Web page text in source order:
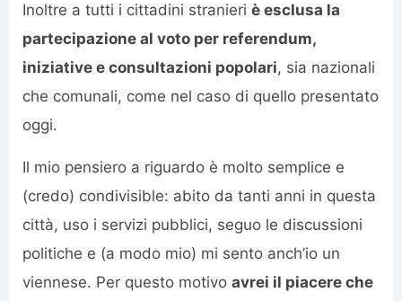
Inoltre a tutti i cittadini stranieri è esclusa la
partecipazione al voto per referendum,
iniziative e consultazioni popolari, sia nazionali
che comunali, come nel caso di quello presentato
oggi.
Il mio pensiero a riguardo è molto semplice e
(credo) condivisible: abito da tanti anni in questa
città, uso i servizi pubblici, seguo le discussioni
politiche e (a modo mio) mi sento anch’io un
viennese. Per questo motivo avrei il piacere che